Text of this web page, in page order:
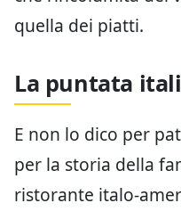
quella dei piatti.
La puntata
E non lo dico per
per la storia della
ristorante italo-